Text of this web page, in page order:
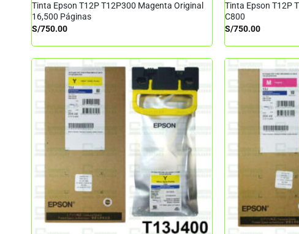
Tinta Epson T12P T12P300 Magenta Original
16,500 Páginas
S/750.00
Tinta Epson T12P
C800
S/750.00